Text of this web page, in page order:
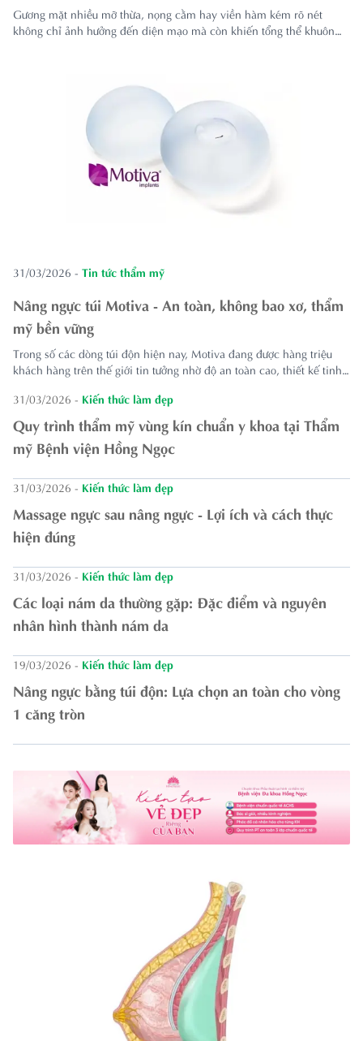
Gương mặt nhiều mỡ thừa, nọng cằm hay viền hàm kém rõ nét
không chỉ ảnh hưởng đến diện mạo mà còn khiến tổng thể khuôn
31/03/2026 - Tin tức thẩm mỹ
Nâng ngực túi Motiva - An toàn, không bao xơ, thẩm
mỹ bền vững
Trong số các dòng túi độn hiện nay, Motiva đang được hàng triệu
khách hàng trên thế giới tin tưởng nhờ độ an toàn cao, thiết kế tinh
nâng ngực bằng túi Motiva được xem là lựa chọn hàng...
31/03/2026 - Kiến thức làm đẹp
Quy trình thẩm mỹ vùng kín chuẩn y khoa tại Thẩm
mỹ Bệnh viện Hồng Ngọc
31/03/2026 - Kiến thức làm đẹp
Massage ngực sau nâng ngực - Lợi ích và cách thực
hiện đúng
31/03/2026 - Kiến thức làm đẹp
Các loại nám da thường gặp: Đặc điểm và nguyên
nhân hình thành nám da
19/03/2026 - Kiến thức làm đẹp
Nâng ngực bằng túi độn: Lựa chọn an toàn cho vòng
1 căng tròn